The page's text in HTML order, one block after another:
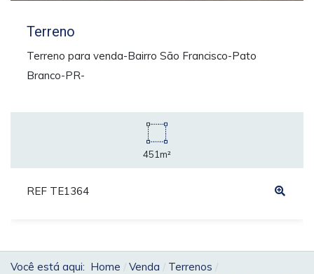
Terreno
Terreno para venda-Bairro São Francisco-Pato
Branco-PR-
451m²
REF TE1364
Você está aqui: Home Venda
Terrenos